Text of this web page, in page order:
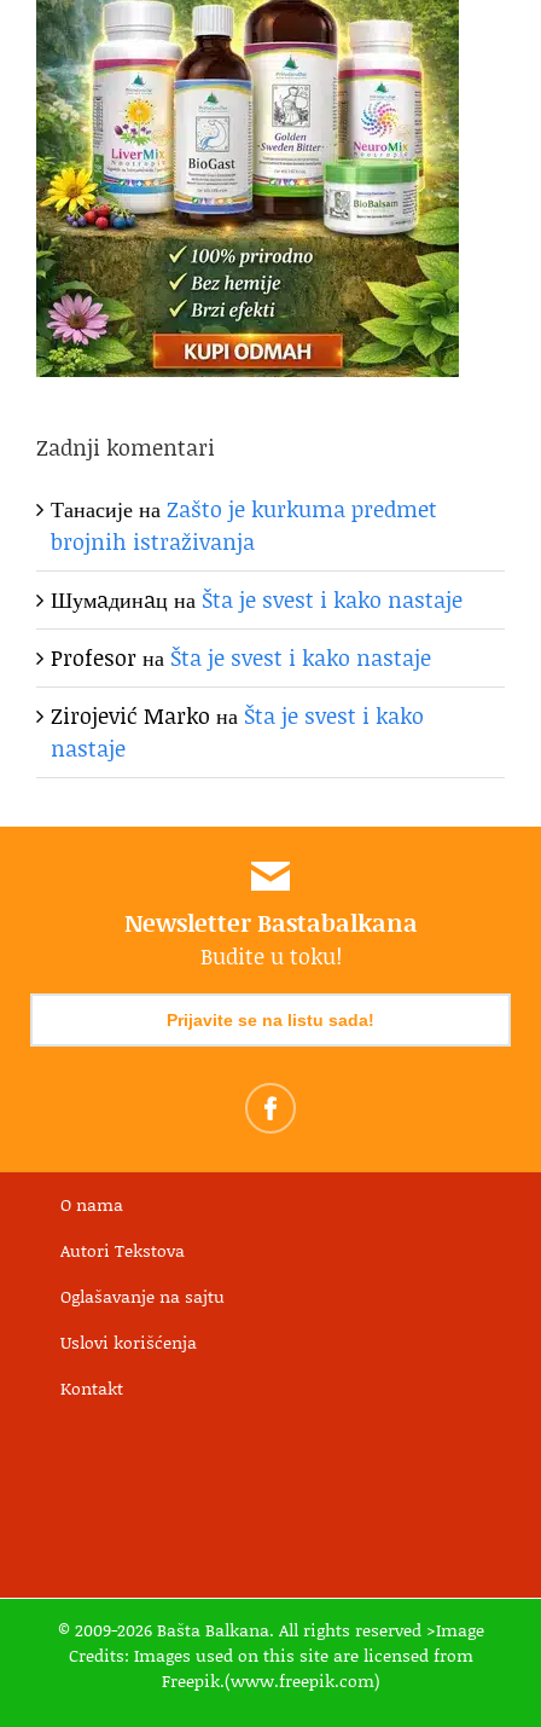
Zadnji komentari
ТанасијенаZašto je kurkuma predmet
brojnih istraživanja
Шумaдинaцна Šta je svest i kako nastaje
Profesorна Šta je svest i kako nastaje
Zirojević Marko на Šta je svest i kako
nastaje
Newsletter Bastabalkana
Budite u toku!
Prijavite se na listu sada!
O nama
Autori Tekstova
Oglašavanje na sajtu
Uslovi korišćenja
Kontakt
© 2009-2026 Bašta Balkana. All rights reserved >Image
Credits: Images used on this site are licensed from
Freepik.(www.freepik.com)